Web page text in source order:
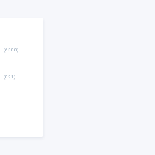
(6380)
(821)